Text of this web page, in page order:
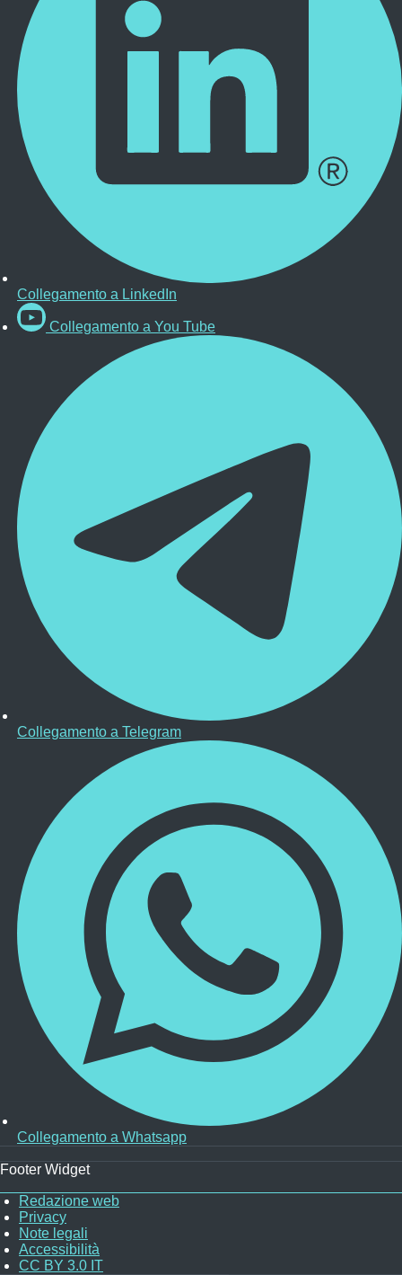
Collegamento a LinkedIn
Collegamento a You Tube
Collegamento a Telegram
Collegamento a Whatsapp
Footer Widget
Redazione web
Privacy
Note legali
Accessibilità
CC BY 3.0 IT